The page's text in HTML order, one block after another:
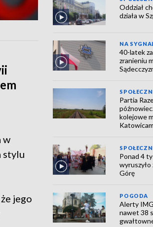
w
stylu
jego
Oddział
działa w
NA
40-latek
zranieniu
Partia
kolejowe
Ponad 4
wyruszyło
Górę
POGODA
Alerty
nawet 38